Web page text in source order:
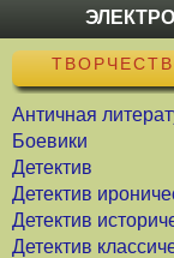
Античная
Боевики
Детектив
Детектив
Детектив
Детектив